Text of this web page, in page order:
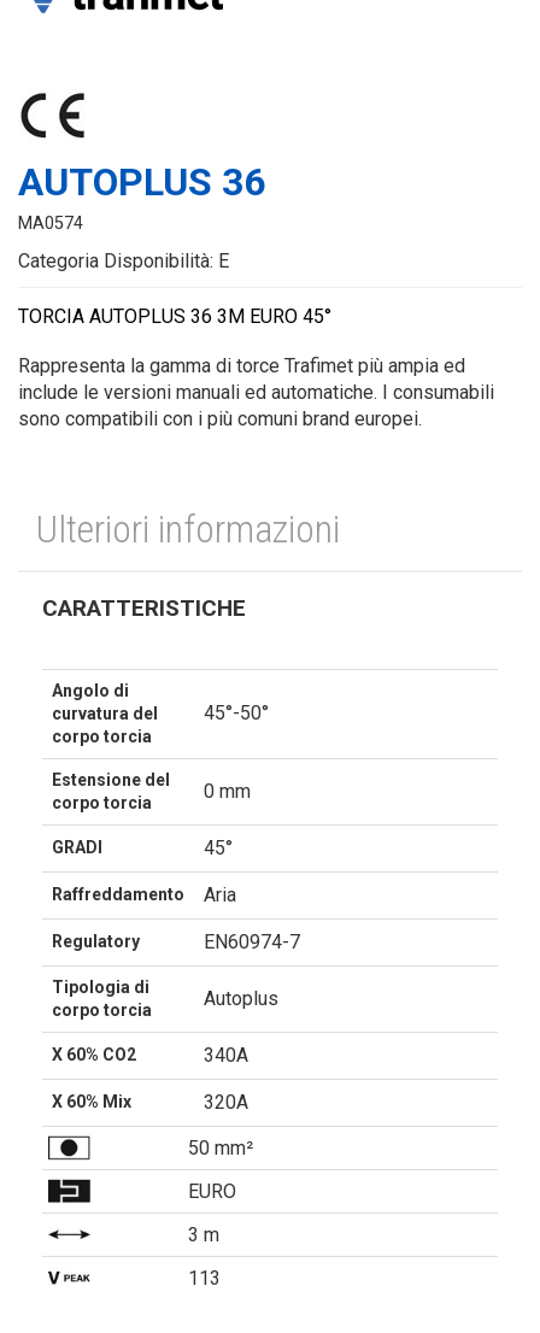
AUTOPLUS 36
MA0574
Categoria Disponibilità: E
TORCIA AUTOPLUS 36 3M EURO 45°
Rappresenta la gamma di torce Trafimet più ampia ed
include le versioni manuali ed automatiche. I consumabili
sono compatibili con i più comuni brand europei.
Ulteriori informazioni
CARATTERISTICHE
Angolo di
curvatura del
corpo torcia
45°-50°
Estensione del
corpo torcia
0 mm
GRADI 45°
Raffreddamento Aria
Regulatory EN60974-7
Tipologia di
corpo torcia
Autoplus
X 60% CO2 340A
X 60% Mix
320A
50 mm²
EURO
3 m
113